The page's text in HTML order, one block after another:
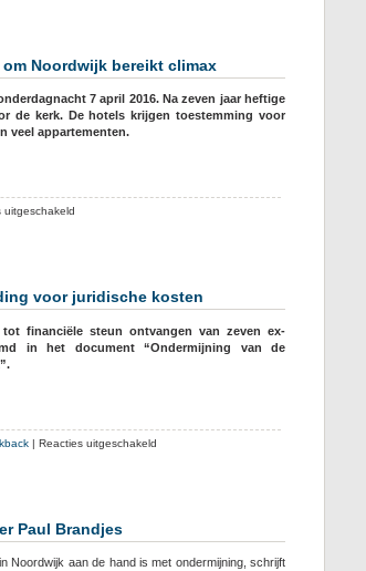
en
tegen
ex-
Noordwijk bereikt climax
7 april 2016. Na zeven jaar heftige
de kerk. De hotels krijgen toestemming voor
veel appartementen.
uitgeschakeld
Dagblad:
om
voor juridische kosten
financiële steun ontvangen van zeven ex-
in het document “Ondermijning van de
| Reacties uitgeschakeld
Paul Brandjes
Noordwijk aan de hand is met ondermijning, schrijft